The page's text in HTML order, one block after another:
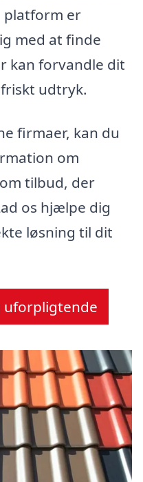
platform er
med at finde
kan forvandle dit
udtryk.
firmaer, kan du
om
tilbud, der
os hjælpe dig
løsning til dit
uforpligtende